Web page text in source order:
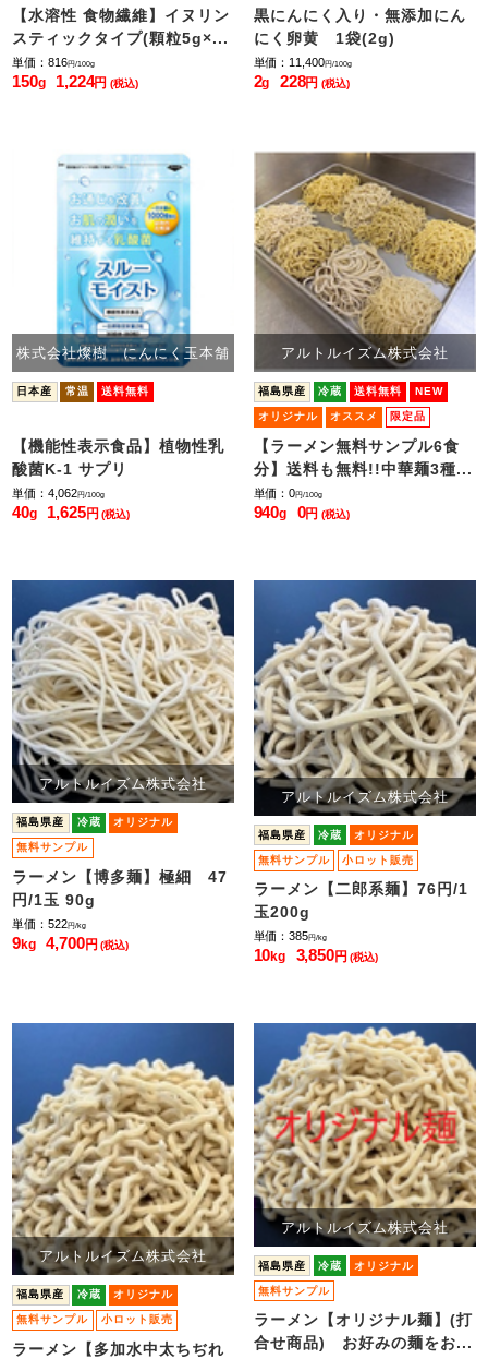
【水溶性 食物繊維】イヌリン
スティックタイプ(顆粒5g×...
単価：816円/100g
150g 1,224円(税込)
黒にんにく入り・無添加にん
にく卵黄 1袋(2g)
単価：11,400円/100g
2g 228円(税込)
株式会社燦樹 にんにく玉本舗
日本産 常温 送料無料
【機能性表示食品】植物性乳
酸菌K-1 サプリ
単価：4,062円/100g
40g 1,625円(税込)
アルトルイズム株式会社
福島県産 冷蔵 送料無料 NEW
オリジナル オススメ 限定品
無料サンプル
【ラーメン無料サンプル6食
分】送料も無料!!中華麺3種...
単価：0円/100g
940g 0円(税込)
アルトルイズム株式会社
福島県産 冷蔵 オリジナル
無料サンプル
ラーメン【博多麺】極細 47
円/1玉 90g
単価：522円/kg
9kg 4,700円(税込)
アルトルイズム株式会社
福島県産 冷蔵 オリジナル
無料サンプル 小ロット販売
ラーメン【二郎系麺】76円/1
玉200g
単価：385円/kg
10kg 3,850円(税込)
アルトルイズム株式会社
福島県産 冷蔵 オリジナル
無料サンプル 小ロット販売
ラーメン【多加水中太ちぢれ
アルトルイズム株式会社
福島県産 冷蔵 オリジナル
無料サンプル
ラーメン【オリジナル麺】(打
合せ商品) お好みの麺をお...